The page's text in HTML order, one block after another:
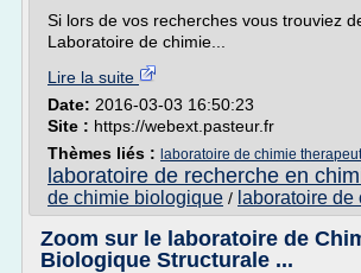
Si lors de vos recherches vous trouviez
Laboratoire de chimie...
Lire la suite
Date: 2016-03-03 16:50:23
Site : https://webext.pasteur.fr
Thèmes liés : laboratoire de chimie
laboratoire de recherche en
de chimie biologique / laboratoire de
Zoom sur le laboratoire de
Biologique Structurale ...